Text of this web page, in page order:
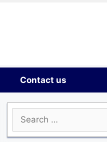
Contact us
Search
for: